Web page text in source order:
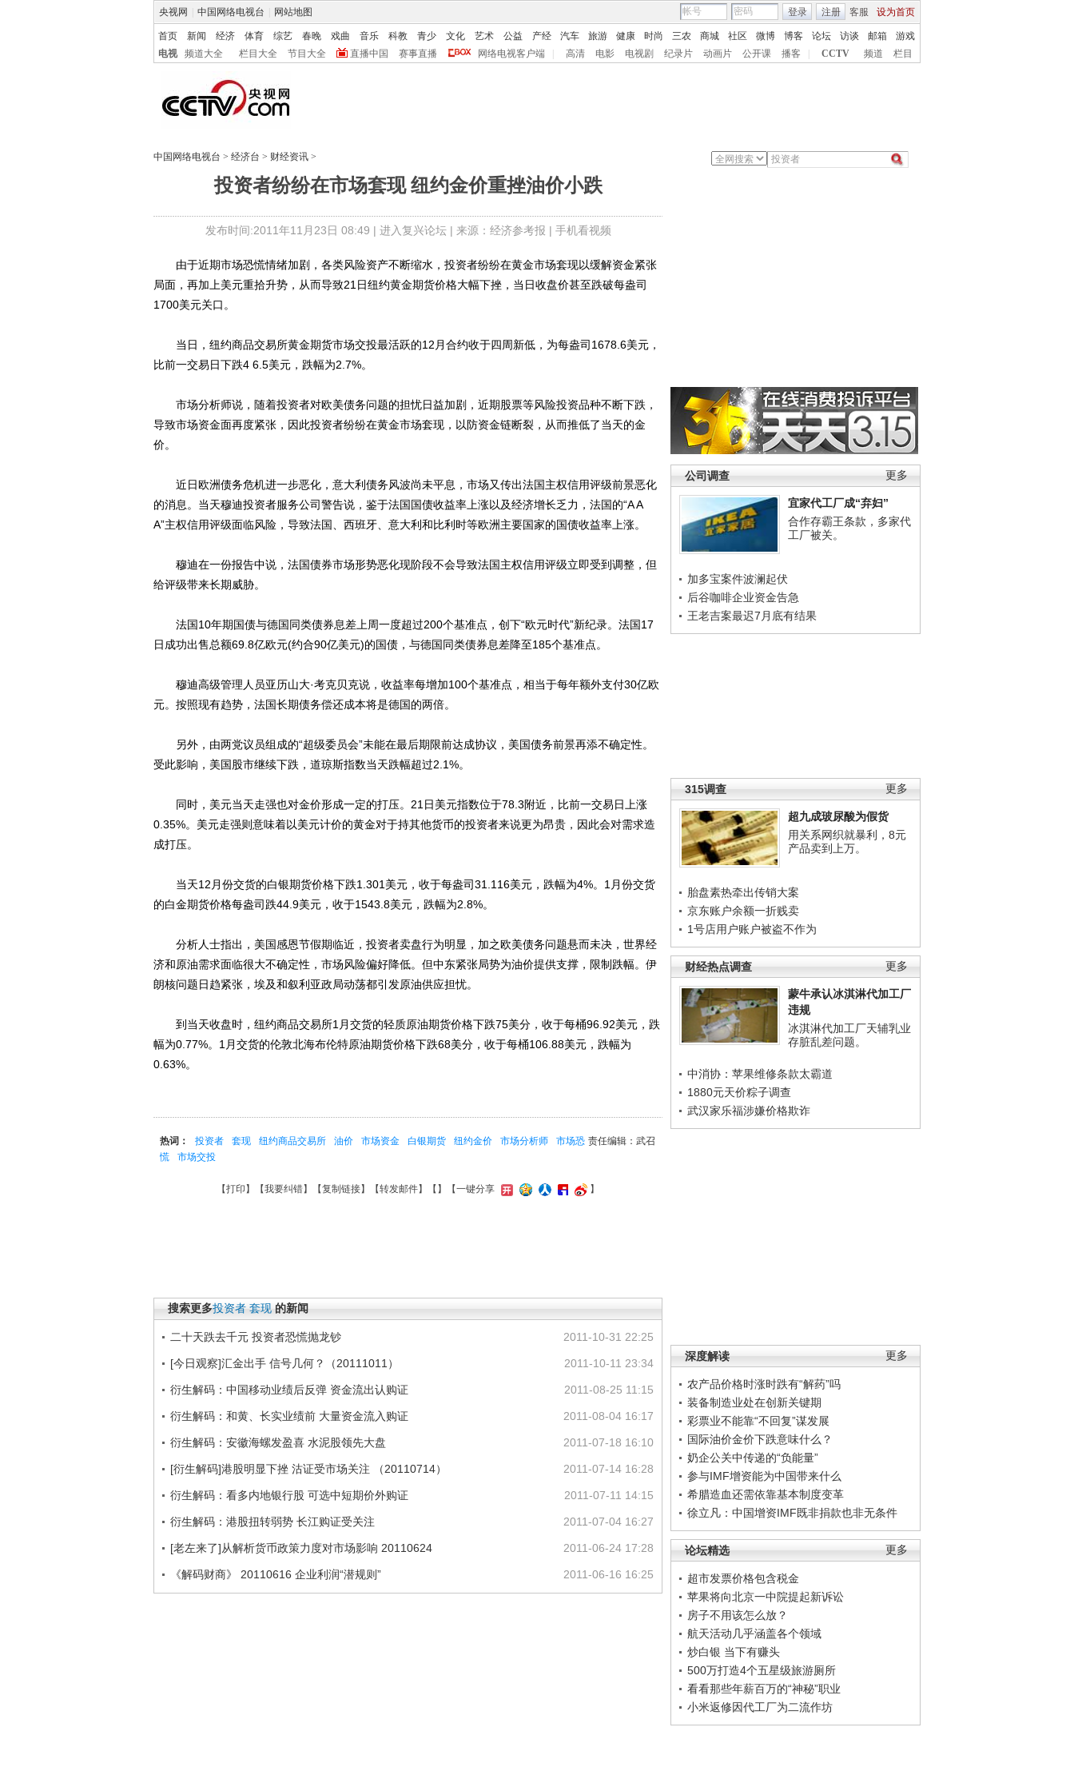
央视网 中国网络电视台 网站地图 客服 设为首页
登录 注册
首页 新闻 经济 体育 综艺 春晚 戏曲 音乐 科教 青少 文化 艺术 公益 产经 汽车 旅游 健康 时尚 三农 商城 社区 微博 博客 论坛 访谈 邮箱
游戏
电视
频道大全 栏目大全 节目大全 直播中国 赛事直播 网络电视客户端 高清 电影 电视剧 纪录片 动画片 公开课 播客 CCTV 频道 栏目
中国网络电视台 > 经济台 > 财经资讯 >
投资者纷纷在市场套现 纽约金价重挫油价小跌
发布时间:2011年11月23日 08:49 | 进入复兴论坛| 来源：经济参考报 | 手机看视频
更多
公司调查
宜家代工厂成“弃妇”
合作存霸王条款，多家代
工厂被关。
加多宝案件波澜起伏
后谷咖啡企业资金告急
王老吉案最迟7月底有结果
更多
315调查
超九成玻尿酸为假货
用关系网织就暴利，8元
产品卖到上万。
胎盘素热牵出传销大案
京东账户余额一折贱卖
1号店用户账户被盗不作为
更多
财经热点调查
蒙牛承认冰淇淋代加工厂
违规
冰淇淋代加工厂天辅乳业
存脏乱差问题。
中消协：苹果维修条款太霸道
1880元天价粽子调查
武汉家乐福涉嫌价格欺诈
更多
深度解读
农产品价格时涨时跌有“解药”吗
装备制造业处在创新关键期
彩票业不能靠“不回复”谋发展
国际油价金价下跌意味什么？
奶企公关中传递的“负能量”
参与IMF增资能为中国带来什么
希腊造血还需依靠基本制度变革
徐立凡：中国增资IMF既非捐款也非无条件
更多
论坛精选
超市发票价格包含税金
苹果将向北京一中院提起新诉讼
房子不用该怎么放？
航天活动几乎涵盖各个领域
炒白银 当下有赚头
500万打造4个五星级旅游厕所
看看那些年薪百万的“神秘”职业
小米返修因代工厂为二流作坊
由于近期市场恐慌情绪加剧，各类风险资产不断缩水，投资者纷纷在黄金市场套现以缓解资金紧张
局面，再加上美元重拾升势，从而导致21日纽约黄金期货价格大幅下挫，当日收盘价甚至跌破每盎司
1700美元关口。
当日，纽约商品交易所黄金期货市场交投最活跃的12月合约收于四周新低，为每盎司1678.6美元，
比前一交易日下跌4 6.5美元，跌幅为2.7%。
市场分析师说，随着投资者对欧美债务问题的担忧日益加剧，近期股票等风险投资品种不断下跌，
导致市场资金面再度紧张，因此投资者纷纷在黄金市场套现，以防资金链断裂，从而推低了当天的金
价。
近日欧洲债务危机进一步恶化，意大利债务风波尚未平息，市场又传出法国主权信用评级前景恶化
的消息。当天穆迪投资者服务公司警告说，鉴于法国国债收益率上涨以及经济增长乏力，法国的“A A
A”主权信用评级面临风险，导致法国、西班牙、意大利和比利时等欧洲主要国家的国债收益率上涨。
穆迪在一份报告中说，法国债券市场形势恶化现阶段不会导致法国主权信用评级立即受到调整，但
给评级带来长期威胁。
法国10年期国债与德国同类债券息差上周一度超过200个基准点，创下“欧元时代”新纪录。法国17
日成功出售总额69.8亿欧元(约合90亿美元)的国债，与德国同类债券息差降至185个基准点。
穆迪高级管理人员亚历山大·考克贝克说，收益率每增加100个基准点，相当于每年额外支付30亿欧
元。按照现有趋势，法国长期债务偿还成本将是德国的两倍。
另外，由两党议员组成的“超级委员会”未能在最后期限前达成协议，美国债务前景再添不确定性。
受此影响，美国股市继续下跌，道琼斯指数当天跌幅超过2.1%。
同时，美元当天走强也对金价形成一定的打压。21日美元指数位于78.3附近，比前一交易日上涨
0.35%。美元走强则意味着以美元计价的黄金对于持其他货币的投资者来说更为昂贵，因此会对需求造
成打压。
当天12月份交货的白银期货价格下跌1.301美元，收于每盎司31.116美元，跌幅为4%。1月份交货
的白金期货价格每盎司跌44.9美元，收于1543.8美元，跌幅为2.8%。
分析人士指出，美国感恩节假期临近，投资者卖盘行为明显，加之欧美债务问题悬而未决，世界经
济和原油需求面临很大不确定性，市场风险偏好降低。但中东紧张局势为油价提供支撑，限制跌幅。伊
朗核问题日趋紧张，埃及和叙利亚政局动荡都引发原油供应担忧。
到当天收盘时，纽约商品交易所1月交货的轻质原油期货价格下跌75美分，收于每桶96.92美元，跌
幅为0.77%。1月交货的伦敦北海布伦特原油期货价格下跌68美分，收于每桶106.88美元，跌幅为
0.63%。
责任编辑：武召
热词： 投资者 套现 纽约商品交易所 油价 市场资金 白银期货 纽约金价 市场分析师
市场恐
慌
市场交投
【打印 】【我要纠错】【复制链接】【转发邮件】【 】 【一键分享 】
搜索更多投资者 套现 的新闻
2011-10-31 22:25
二十天跌去千元 投资者恐慌抛龙钞
2011-10-11 23:34
[今日观察]汇金出手 信号几何？（20111011）
2011-08-25 11:15
衍生解码：中国移动业绩后反弹 资金流出认购证
2011-08-04 16:17
衍生解码：和黄、长实业绩前 大量资金流入购证
2011-07-18 16:10
衍生解码：安徽海螺发盈喜 水泥股领先大盘
2011-07-14 16:28
[衍生解码]港股明显下挫 沽证受市场关注 （20110714）
2011-07-11 14:15
衍生解码：看多内地银行股 可选中短期价外购证
2011-07-04 16:27
衍生解码：港股扭转弱势 长江购证受关注
2011-06-24 17:28
[老左来了]从解析货币政策力度对市场影响 20110624
2011-06-16 16:25
《解码财商》 20110616 企业利润“潜规则”